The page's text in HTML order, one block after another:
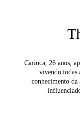
Carioca, 26 anos,
vivendo todas
conhecimento da